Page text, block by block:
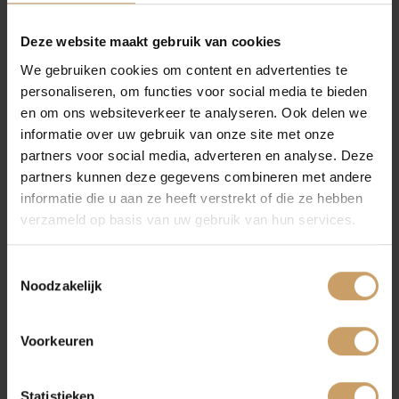
Deze website maakt gebruik van cookies
We gebruiken cookies om content en advertenties te
personaliseren, om functies voor social media te bieden
en om ons websiteverkeer te analyseren. Ook delen we
informatie over uw gebruik van onze site met onze
partners voor social media, adverteren en analyse. Deze
partners kunnen deze gegevens combineren met andere
informatie die u aan ze heeft verstrekt of die ze hebben
verzameld op basis van uw gebruik van hun services.
Noodzakelijk
Voorkeuren
Veelgestelde vragen over koelvloeistof
Hoe vaak moet je koelvloeistof bijvullen?
De frequentie hangt af van je rijgedrag en de leeftijd
van je auto. Bij normale omstandigheden is controle om
de paar maanden voldoende. Als je merkt dat je vaker
moet bijvullen, kan er een lekkage zijn. In dat geval is
het slim om langs te gaan bij autogarage voor een
Wat als het koelvloeistof lampje blijft branden na het
Blijft het lampje branden, zelfs na het bijvullen? Dit kan
Financiering
Autoverzekeringen
Verkoop
Auto onderhoud
Over Autobedrijf De Baaij